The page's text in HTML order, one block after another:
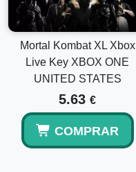
Mortal Kombat XL Xbox
Live Key XBOX ONE
UNITED STATES
5.63 €
COMPRAR